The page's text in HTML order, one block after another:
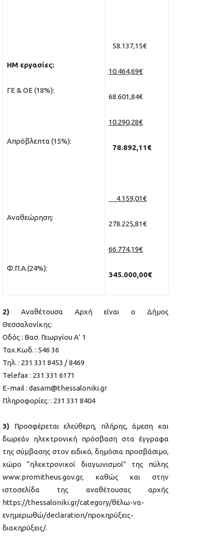
ΗΜ εργασίες:
ΓΕ & ΟΕ (18%):
Απρόβλεπτα (15%):
Αναθεώρηση:
Φ.Π.Α.(24%):
58.137,15€
10.464,69€
68.601,84€
10.290,28€
78.892,11€
4.159,01€
278.225,81€
66.774,19€
345.000,00€
2) Αναθέτουσα Αρχή είναι ο Δήμος
Θεσσαλονίκης:
Οδός : Βασ. Γεωργίου Α’ 1
Ταχ.Κωδ. : 546 36
Τηλ. : 231 331 8453 / 8469
Telefax : 231 331 6171
E-mail : dasam@thessaloniki.gr
Πληροφορίες: : 231 331 8404
3) Προσφέρεται ελεύθερη, πλήρης, άμεση και
δωρεάν ηλεκτρονική πρόσβαση στα έγγραφα
της σύμβασης στον ειδικό, δημόσια προσβάσιμο,
χώρο “ηλεκτρονικοί διαγωνισμοί” της πύλης
www.promitheus.gov.gr, καθώς και στην
ιστοσελίδα της αναθέτουσας αρχής
https://thessaloniki.gr/category/θέλω-να-
ενημερωθώ/declaration/προκηρύξεις-
διακηρύξεις/.